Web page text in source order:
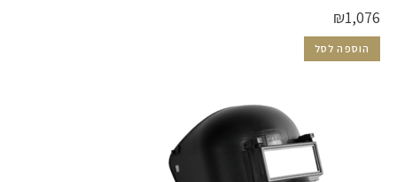
₪1,076
הוספה לסל